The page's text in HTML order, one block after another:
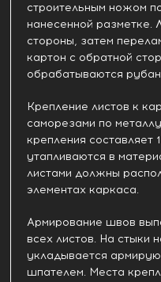
строительным ножом
нанесенной разметке.
стороны, затем
картон с обратной
обрабатываются
Крепление листов к
саморезами по
крепления
утапливаются в
листами должны
элементах каркаса.
Армирование швов
всех листов. На стыки
укладывается
шпателем. Места